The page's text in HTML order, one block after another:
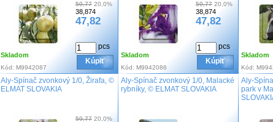
59,77 20,0%
38,874
47,82
pcs
Kúpiť
Skladom
Kód: M9942087
59,77 20,0%
38,874
47,82
pcs
Kúpiť
Skladom
Kód: M9942086
Skladom
Kód:
Aly-Spínač zvonkový 1/0, Žirafa, ©
ELMAT SLOVAKIA
59,77 20,0%
Aly-Spínač zvonkový 1/0, Malacké
rybníky, © ELMAT SLOVAKIA
Aly-
park v